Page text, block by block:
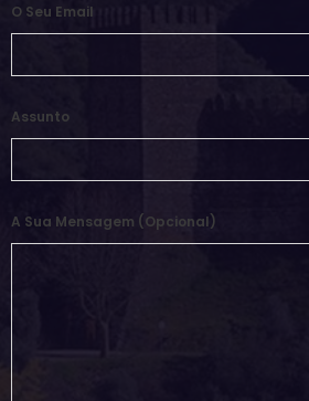
O Seu Email
Assunto
A Sua Mensagem (opcional)